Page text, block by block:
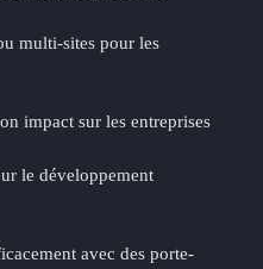
multi-sites pour les
impact sur les entreprises
le développement
avec des porte-